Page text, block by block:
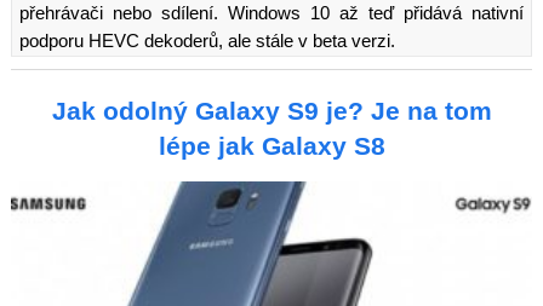
přehrávači nebo sdílení. Windows 10 až teď přidává nativní
podporu HEVC dekoderů, ale stále v beta verzi.
Jak odolný Galaxy S9 je? Je na tom
lépe jak Galaxy S8